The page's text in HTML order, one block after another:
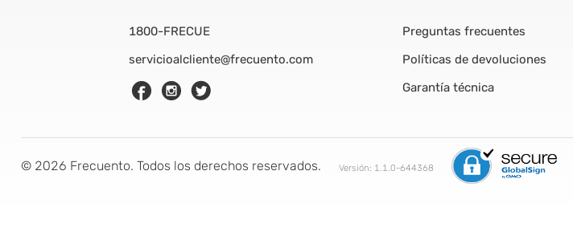
1800-FRECUE
servicioalcliente@frecuento.com
Preguntas frecuentes
Políticas de devoluciones
Garantía técnica
© 2026 Frecuento. Todos los derechos reservados. Versión: 1.1.0-644368